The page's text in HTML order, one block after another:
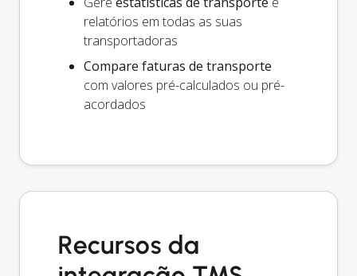
relatórios em todas as suas
transportadoras
Compare faturas de transporte
com valores pré-calculados ou pré-
acordados
Recursos da